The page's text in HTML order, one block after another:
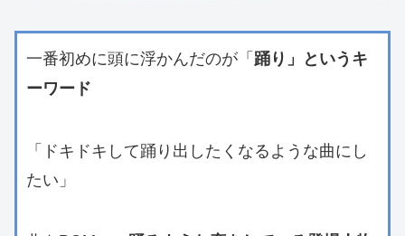
一番初めに頭に浮かんだのが「踊り」というキ
ーワード
「ドキドキして踊り出したくなるような曲にし
たい」